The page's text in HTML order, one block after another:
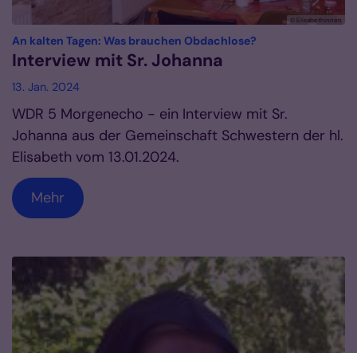
© Elisabethinnen
An kalten Tagen: Was brauchen Obdachlose?
Interview mit Sr. Johanna
13. Jan. 2024
WDR 5 Morgenecho - ein Interview mit Sr.
Johanna aus der Gemeinschaft Schwestern der hl.
Elisabeth vom 13.01.2024.
Mehr